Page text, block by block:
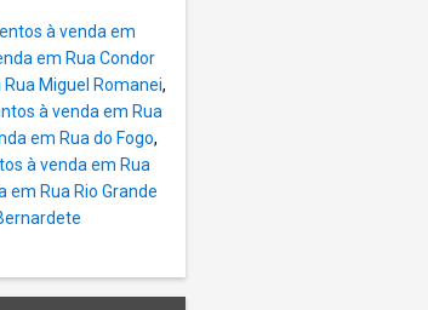
à venda em
em Rua Condor
Miguel Romanei,
à venda em Rua
em Rua do Fogo,
à venda em Rua
Rua Rio Grande